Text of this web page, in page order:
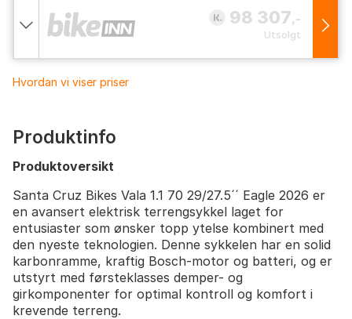
98 307,-
Utsolgt
Hvordan vi viser priser
Produktinfo
Produktoversikt
Santa Cruz Bikes Vala 1.1 70 29/27.5´´ Eagle 2026 er
en avansert elektrisk terrengsykkel laget for
entusiaster som ønsker topp ytelse kombinert med
den nyeste teknologien. Denne sykkelen har en solid
karbonramme, kraftig Bosch-motor og batteri, og er
utstyrt med førsteklasses demper- og
girkomponenter for optimal kontroll og komfort i
krevende terreng.